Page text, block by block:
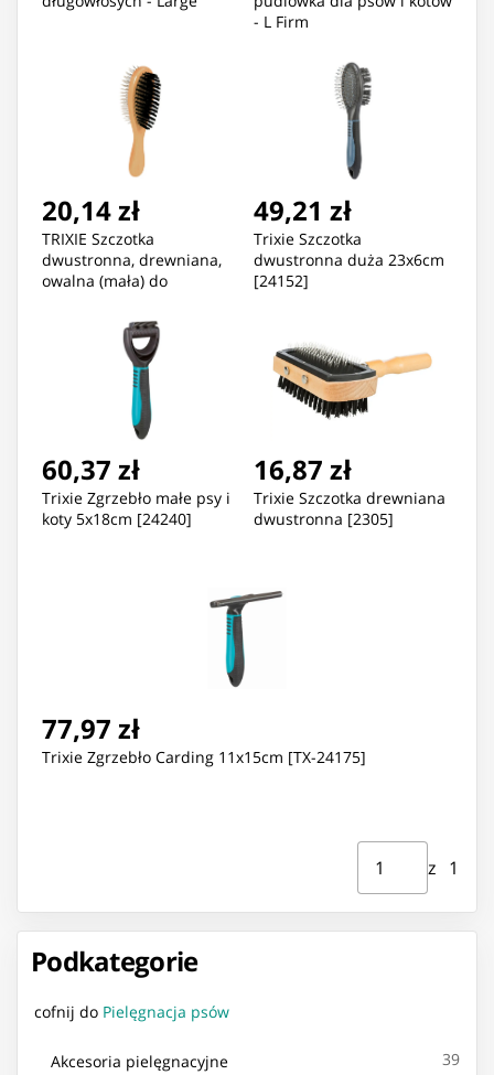
Podkategorie
cofnij do Pielęgnacja psów
Akcesoria pielęgnacyjne 39
- L Firm
20,14 zł
TRIXIE Szczotka
dwustronna, drewniana,
owalna (mała) do
kota - 6x21 cm
49,21 zł
Trixie Szczotka
dwustronna duża 23x6cm
[24152]
60,37 zł
Trixie Zgrzebło małe psy i
koty 5x18cm [24240]
16,87 zł
Trixie Szczotka drewniana
dwustronna [2305]
77,97 zł
Trixie Zgrzebło Carding 11x15cm [TX-24175]
Strona ⁨1⁩ z ⁨1⁩
z ⁨1⁩
Przejdź do strony